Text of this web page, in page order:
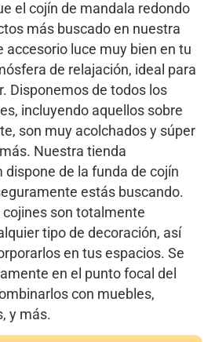
el cojín de mandala redondo
más buscado en nuestra
accesorio luce muy bien en tu
de relajación, ideal para
Disponemos de todos los
incluyendo aquellos sobre
son muy acolchados y súper
Nuestra tienda
dispone de la funda de cojín
estás buscando.
cojines son totalmente
tipo de decoración, así
en tus espacios. Se
en el punto focal del
con muebles,
y más.